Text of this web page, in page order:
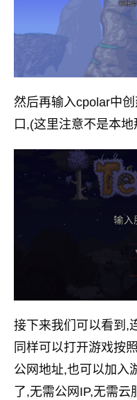
然后再输入cpolar中
口,(这里注意不是本
接下来我们可以看到,
同样可以打开游戏按
公网地址,也可以加入
了,无需公网IP,无需